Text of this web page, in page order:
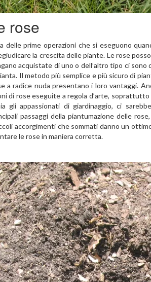
rose
delle prime operazioni che si eseguono
la crescita delle piante. Le rose
acquistate di uno o dell’altro tipo ci
Il metodo più semplice e più sicuro di
a radice nuda presentano i loro vantaggi.
di rose eseguite a regola d’arte,
gli appassionati di giardinaggio, ci
passaggi della piantumazione delle
accorgimenti che sommati danno un
le rose in maniera corretta.